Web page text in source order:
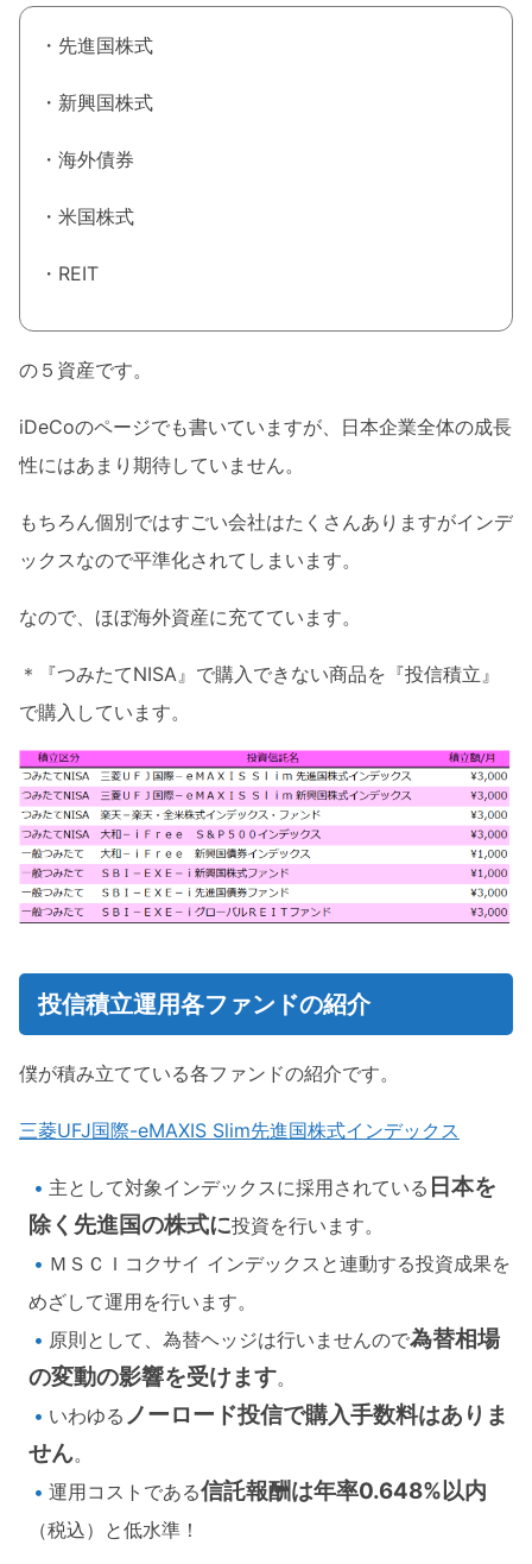
・先進国株式
・新興国株式
・海外債券
・米国株式
・REIT
の５資産です。
iDeCoのページでも書いていますが、日本企業全体の成長
性にはあまり期待していません。
もちろん個別ではすごい会社はたくさんありますがインデ
ックスなので平準化されてしまいます。
なので、ほぼ海外資産に充てています。
＊『つみたてNISA』で購入できない商品を『投信積立』
で購入しています。
投信積立運用各ファンドの紹介
僕が積み立てている各ファンドの紹介です。
三菱UFJ国際-eMAXIS Slim先進国株式インデックス
主として対象インデックスに採用されている 日本を
除く 先進国の株式に投資を行います。
ＭＳＣＩコクサイ インデックスと連動する投資成果を
めざして運用を行います。
原則として、為替ヘッジは行いませんので為替相場
の変動の影響を受けます。
いわゆる ノーロード投信で購入手数料はありま
せん。
運用コストである信託報酬は年率0.648%以内
（税込）と低水準！